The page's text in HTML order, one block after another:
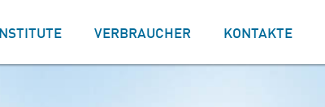
INSTITUTE VERBRAUCHER KONTAKTE